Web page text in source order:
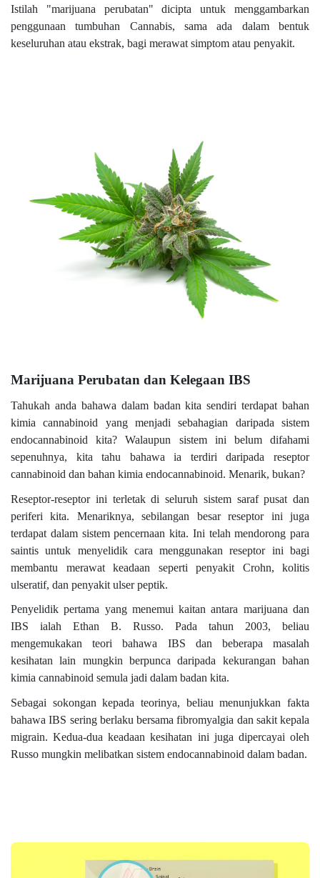
Istilah "marijuana perubatan" dicipta untuk menggambarkan
penggunaan tumbuhan Cannabis, sama ada dalam bentuk
keseluruhan atau ekstrak, bagi merawat simptom atau penyakit.
Marijuana Perubatan dan Kelegaan IBS
Tahukah anda bahawa dalam badan kita sendiri terdapat bahan
kimia cannabinoid yang menjadi sebahagian daripada sistem
endocannabinoid kita? Walaupun sistem ini belum difahami
sepenuhnya, kita tahu bahawa ia terdiri daripada reseptor
cannabinoid dan bahan kimia endocannabinoid. Menarik, bukan?
Reseptor-reseptor ini terletak di seluruh sistem saraf pusat dan
periferi kita. Menariknya, sebilangan besar reseptor ini juga
terdapat dalam sistem pencernaan kita. Ini telah mendorong para
saintis untuk menyelidik cara menggunakan reseptor ini bagi
membantu merawat keadaan seperti penyakit Crohn, kolitis
ulseratif, dan penyakit ulser peptik.
Penyelidik pertama yang menemui kaitan antara marijuana dan
IBS ialah Ethan B. Russo. Pada tahun 2003, beliau
mengemukakan teori bahawa IBS dan beberapa masalah
kesihatan lain mungkin berpunca daripada kekurangan bahan
kimia cannabinoid semula jadi dalam badan kita.
Sebagai sokongan kepada teorinya, beliau menunjukkan fakta
bahawa IBS sering berlaku bersama fibromyalgia dan sakit kepala
migrain. Kedua-dua keadaan kesihatan ini juga dipercayai oleh
Russo mungkin melibatkan sistem endocannabinoid dalam badan.